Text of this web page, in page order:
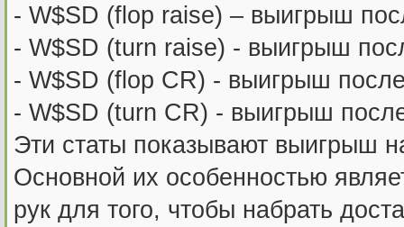
- W$SD (flop raise) – выигрыш
- W$SD (turn raise) - выигрыш
- W$SD (flop CR) - выигрыш
- W$SD (turn CR) - выигрыш
Эти статы показывают выигрыш
Основной их особенностью
рук для того, чтобы набрать